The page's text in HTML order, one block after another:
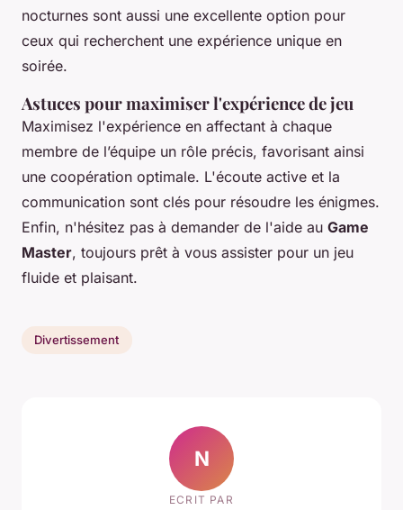
nocturnes sont aussi une excellente option pour
ceux qui recherchent une expérience unique en
soirée.
Astuces pour maximiser l'expérience de jeu
Maximisez l'expérience en affectant à chaque
membre de l’équipe un rôle précis, favorisant ainsi
une coopération optimale. L'écoute active et la
communication sont clés pour résoudre les énigmes.
Enfin, n'hésitez pas à demander de l'aide au Game
Master, toujours prêt à vous assister pour un jeu
fluide et plaisant.
Divertissement
N
ECRIT PAR